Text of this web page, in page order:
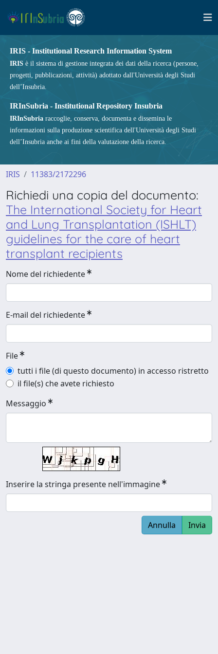
IRIS - Institutional Research Information System
IRIS è il sistema di gestione integrata dei dati della ricerca (persone,
progetti, pubblicazioni, attività) adottato dall'Università degli Studi
dell’Insubria.
IRInSubria - Institutional Repository Insubria
IRInSubria raccoglie, conserva, documenta e dissemina le
informazioni sulla produzione scientifica dell'Università degli Studi
dell’Insubria anche ai fini della valutazione della ricerca.
IRIS 11383/2172296
Richiedi una copia del documento:
The International Society for Heart
and Lung Transplantation (ISHLT)
guidelines for the care of heart
transplant recipients
Nome del richiedente
E-mail del richiedente
File
tutti i file (di questo documento) in accesso ristretto
il file(s) che avete richiesto
Messaggio
Inserire la stringa presente nell'immagine
Annulla Invia